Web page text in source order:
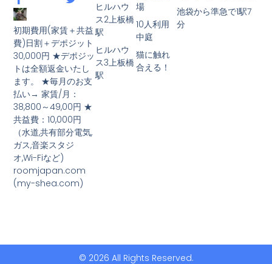
初期費用(家賃＋共益
費)日割＋デポジット
30,000円 ★デポジッ
トは全額返金いたし
ます。 ★毎月のお支
払い→ 家賃/月：
38,800～49,00円 ★
共益費：10,000円
（水道,共有部分電気,
ガス,音楽スタジ
オ,Wi-Fiなど)
roomjapan.com
(my-shea.com)
場
10人利用
中庭
猫に触れ
合える！
ヒルハウ
ス2上板橋
駅
ヒルハウ
ス3上板橋
駅
池袋から準急で1駅7
分
© 2026 All Rights Reserved.